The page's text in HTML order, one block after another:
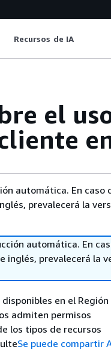
Recursos de IA
el
automática. En caso
prevalecerá la
automática. En
prevalecerá la
en el Región
admiten permisos
los tipos de recursos
Se puede compartir